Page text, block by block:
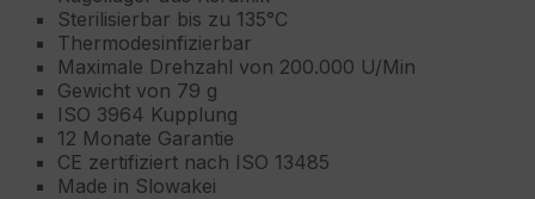
Sterilisierbar bis zu 135°C
Thermodesinfizierbar
Maximale Drehzahl von 200.000 U/Min
Gewicht von 79 g
ISO 3964 Kupplung
12 Monate Garantie
CE zertifiziert nach ISO 13485
Made in Slowakei